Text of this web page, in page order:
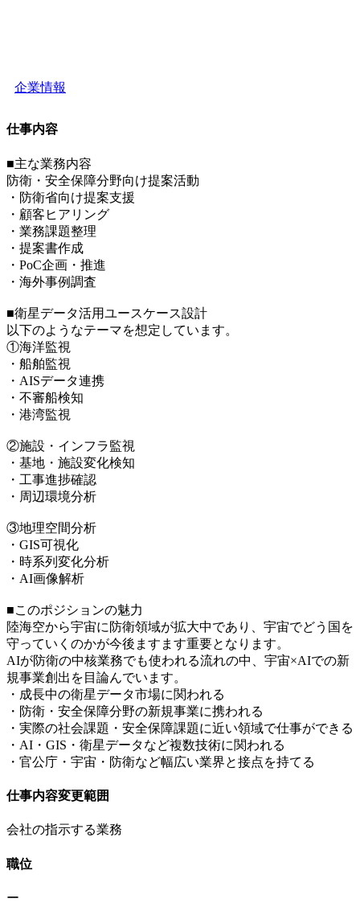
企業情報
仕事内容
■主な業務内容
防衛・安全保障分野向け提案活動
・防衛省向け提案支援
・顧客ヒアリング
・業務課題整理
・提案書作成
・PoC企画・推進
・海外事例調査
■衛星データ活用ユースケース設計
以下のようなテーマを想定しています。
①海洋監視
・船舶監視
・AISデータ連携
・不審船検知
・港湾監視
②施設・インフラ監視
・基地・施設変化検知
・工事進捗確認
・周辺環境分析
③地理空間分析
・GIS可視化
・時系列変化分析
・AI画像解析
■このポジションの魅力
陸海空から宇宙に防衛領域が拡大中であり、宇宙でどう国を
守っていくのかが今後ますます重要となります。
AIが防衛の中核業務でも使われる流れの中、宇宙×AIでの新
規事業創出を目論んでいます。
・成長中の衛星データ市場に関われる
・防衛・安全保障分野の新規事業に携われる
・実際の社会課題・安全保障課題に近い領域で仕事ができる
・AI・GIS・衛星データなど複数技術に関われる
・官公庁・宇宙・防衛など幅広い業界と接点を持てる
仕事内容変更範囲
会社の指示する業務
職位
ー